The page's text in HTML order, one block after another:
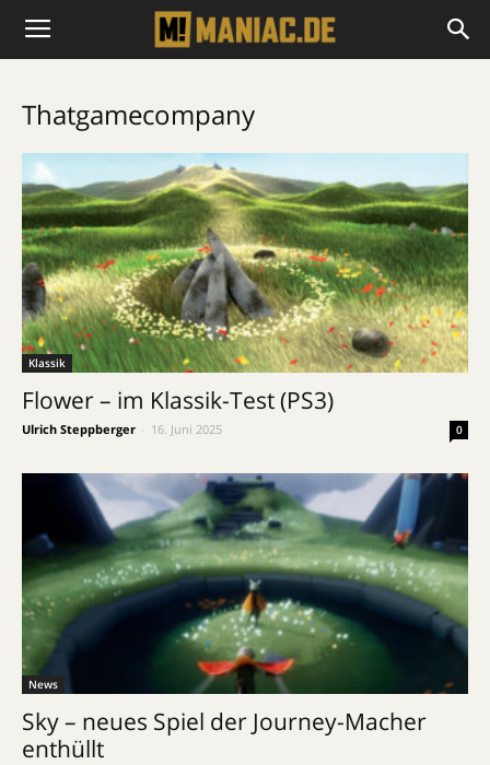
Thatgamecompany
Klassik
Flower – im Klassik-Test (PS3)
Ulrich Steppberger 16. Juni 2025 0
News
Sky – neues Spiel der Journey-Macher
enthüllt